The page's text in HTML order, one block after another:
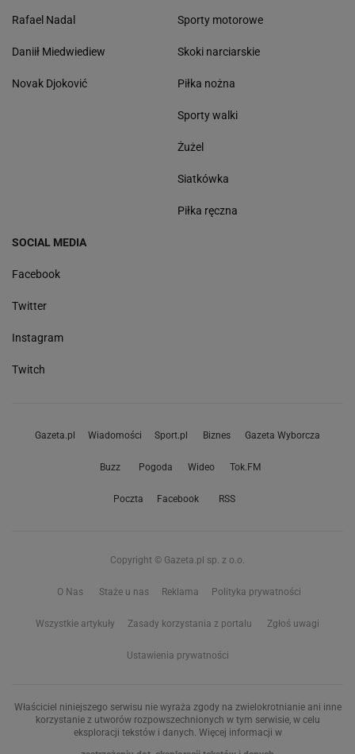
Rafael Nadal
Daniił Miedwiediew
Novak Djoković
Sporty motorowe
Skoki narciarskie
Piłka nożna
Sporty walki
Żużel
Siatkówka
Piłka ręczna
SOCIAL MEDIA
Facebook
Twitter
Instagram
Twitch
Gazeta.pl Wiadomości Sport.pl Biznes Gazeta Wyborcza
Buzz Pogoda Wideo Tok.FM
Poczta Facebook RSS
Copyright © Gazeta.pl sp. z o.o.
O Nas Staże u nas Reklama Polityka prywatności
Wszystkie artykuły Zasady korzystania z portalu Zgłoś uwagi
Ustawienia prywatności
Właściciel niniejszego serwisu nie wyraża zgody na zwielokrotnianie ani inne
korzystanie z utworów rozpowszechnionych w tym serwisie, w celu
eksploracji tekstów i danych. Więcej informacji w